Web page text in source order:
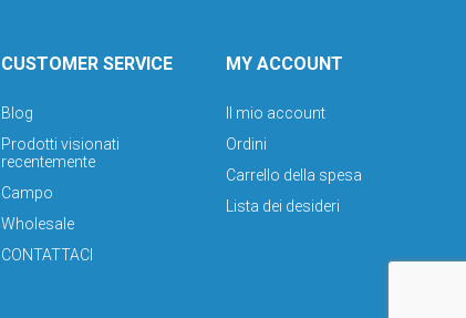
CUSTOMER SERVICE
Blog
Prodotti visionati
recentemente
Campo
Wholesale
CONTATTACI
MY ACCOUNT
Il mio account
Ordini
Carrello della spesa
Lista dei desideri